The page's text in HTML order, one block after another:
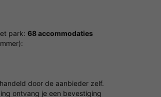
park:68 accommodaties
door de aanbieder zelf.
ontvang je een bevestiging